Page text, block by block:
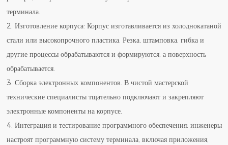
терминала.
2. Изготовление корпуса: Корпус изготавливается из холоднокатаной
стали или высокопрочного пластика. Резка, штамповка, гибка и
другие процессы обрабатываются и формируются, а поверхность
обрабатывается.
3. Сборка электронных компонентов. В чистой мастерской
технические специалисты тщательно подключают и закрепляют
электронные компоненты на корпусе.
4. Интеграция и тестирование программного обеспечения: инженеры
настроят программную систему терминала, включая приложения,